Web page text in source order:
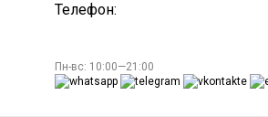
Телефон:
Пн-вс: 10:00—21:00